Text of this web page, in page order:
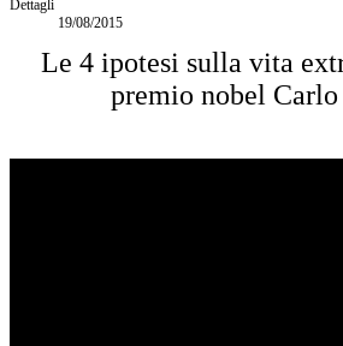
Dettagli
19/08/2015
Le 4 ipotesi sulla vita
premio nobel